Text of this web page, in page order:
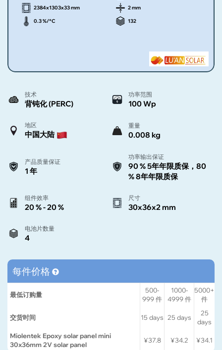
2384x1303x33 mm 2 mm
0.3 %/°C 132
技术
背钝化 (PERC)
功率范围
100 Wp
地区
中国大陆
重量
0.008 kg
产品质量保证
1 年
功率输出保证
90 % 5年年限质保，80
% 8年年限质保
组件效率
20 % - 20 %
尺寸
30x36x2 mm
电池片数量
4
每件价格
最低订购量
500-
999件
1000-
4999件
5000+
件
交货时间 15 days 25 days
25
days
Miolentek Epoxy solar panel mini
30x36mm 2V solar panel
¥37.8 ¥34.2 ¥34.1